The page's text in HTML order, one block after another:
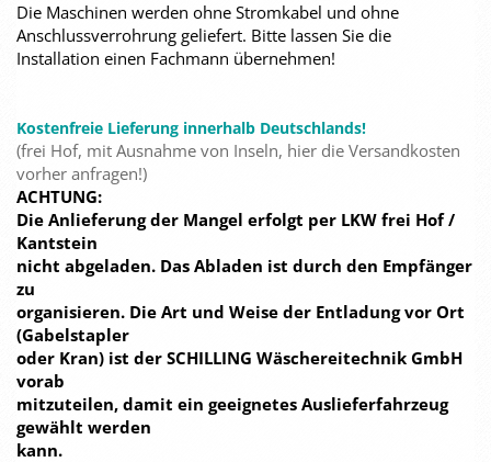
Die Maschinen werden ohne Stromkabel und ohne
Anschlussverrohrung geliefert. Bitte lassen Sie die
Installation einen Fachmann übernehmen!
Kostenfreie Lieferung innerhalb Deutschlands!
(frei Hof, mit Ausnahme von Inseln, hier die Versandkosten
vorher anfragen!)
ACHTUNG:
Die Anlieferung der Mangel erfolgt per LKW frei Hof /
Kantstein
nicht abgeladen. Das Abladen ist durch den Empfänger
zu
organisieren. Die Art und Weise der Entladung vor Ort
(Gabelstapler
oder Kran) ist der SCHILLING Wäschereitechnik GmbH
vorab
mitzuteilen, damit ein geeignetes Auslieferfahrzeug
gewählt werden
kann.